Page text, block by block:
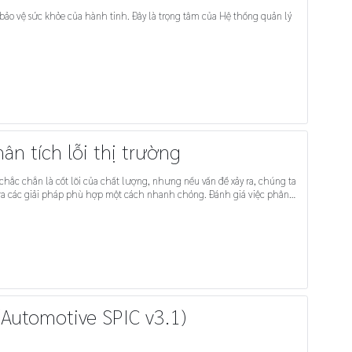
vệ sức khỏe của hành tinh. Đây là trọng tâm của Hệ thống quản lý
tích lỗi thị trường
chắn là cốt lõi của chất lượng, nhưng nếu vấn đề xảy ra, chúng ta
phù hợp một cách nhanh chóng. Đánh giá việc phân
quá trình xử lý hàng lỗi trả về từ ngoài thị trường.
SPIC v3.1)